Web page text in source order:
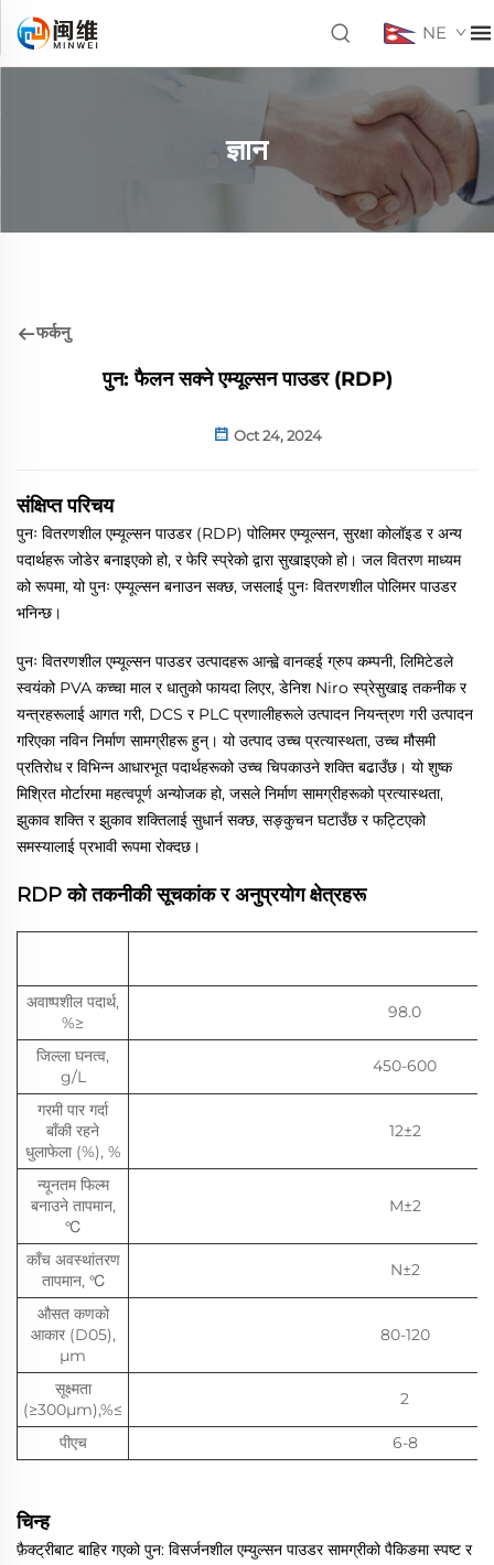
NE
ज्ञान
फर्कनु
पुन: फैलन सक्ने एम्यूल्सन पाउडर (RDP)
Oct 24, 2024
संक्षिप्त परिचय
पुनः वितरणशील एम्यूल्सन पाउडर (RDP) पोलिमर एम्यूल्सन, सुरक्षा कोलॉइड र अन्य
पदार्थहरू जोडेर बनाइएको हो, र फेरि स्प्रेको द्वारा सुखाइएको हो। जल वितरण माध्यम
को रूपमा, यो पुनः एम्यूल्सन बनाउन सक्छ, जसलाई पुनः वितरणशील पोलिमर पाउडर
भनिन्छ।
पुनः वितरणशील एम्यूल्सन पाउडर उत्पादहरू आन्ह्वे वानव्हई ग्रुप कम्पनी, लिमिटेडले
स्वयंको PVA कच्चा माल र धातुको फायदा लिएर, डेनिश Niro स्प्रेसुखाइ तकनीक र
यन्त्रहरूलाई आगत गरी, DCS र PLC प्रणालीहरूले उत्पादन नियन्त्रण गरी उत्पादन
गरिएका नविन निर्माण सामग्रीहरू हुन्। यो उत्पाद उच्च प्रत्यास्थता, उच्च मौसमी
प्रतिरोध र विभिन्न आधारभूत पदार्थहरूको उच्च चिपकाउने शक्ति बढाउँछ। यो शुष्क
मिश्रित मोर्टारमा महत्वपूर्ण अन्योजक हो, जसले निर्माण सामग्रीहरूको प्रत्यास्थता,
झुकाव शक्ति र झुकाव शक्तिलाई सुधार्न सक्छ, सङ्कुचन घटाउँछ र फट्टिएको
समस्यालाई प्रभावी रूपमा रोक्दछ।
RDP को तकनीकी सूचकांक र अनुप्रयोग क्षेत्रहरू
अवाष्पशील पदार्थ,
%≥
98.0
जिल्ला घनत्व,
g/L
450-600
गरमी पार गर्दा
बाँकी रहने
धुलाफेला (%), %
12±2
न्यूनतम फिल्म
बनाउने तापमान,
℃
M±2
काँच अवस्थांतरण
तापमान, ℃
N±2
औसत कणको
आकार (D05),
μm
80-120
सूक्ष्मता
(≥300μm),%≤
2
पीएच 6-8
चिन्ह
फ़ैक्ट्रीबाट बाहिर गएको पुन: विसर्जनशील एम्युल्सन पाउडर सामग्रीको पैकिङमा स्पष्ट र